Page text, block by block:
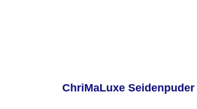
ChriMaLuxe Seidenpuder